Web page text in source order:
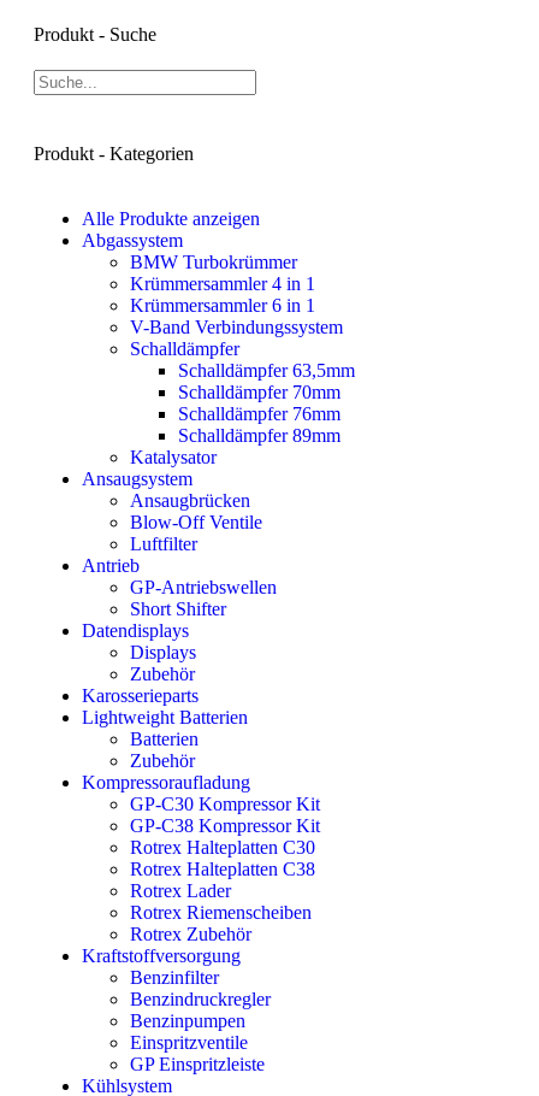
Produkt - Suche
Produkt - Kategorien
Alle Produkte anzeigen
Abgassystem
BMW Turbokrümmer
Krümmersammler 4 in 1
Krümmersammler 6 in 1
V-Band Verbindungssystem
Schalldämpfer
Schalldämpfer 63,5mm
Schalldämpfer 70mm
Schalldämpfer 76mm
Schalldämpfer 89mm
Katalysator
Ansaugsystem
Ansaugbrücken
Blow-Off Ventile
Luftfilter
Antrieb
GP-Antriebswellen
Short Shifter
Datendisplays
Displays
Zubehör
Karosserieparts
Lightweight Batterien
Batterien
Zubehör
Kompressoraufladung
GP-C30 Kompressor Kit
GP-C38 Kompressor Kit
Rotrex Halteplatten C30
Rotrex Halteplatten C38
Rotrex Lader
Rotrex Riemenscheiben
Rotrex Zubehör
Kraftstoffversorgung
Benzinfilter
Benzindruckregler
Benzinpumpen
Einspritzventile
GP Einspritzleiste
Kühlsystem